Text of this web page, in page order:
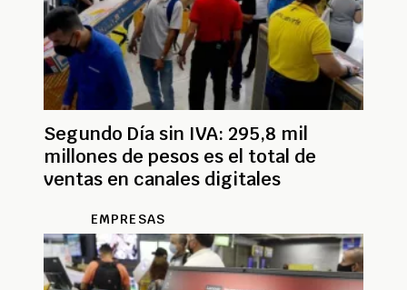
Segundo Día sin IVA: 295,8 mil
millones de pesos es el total de
ventas en canales digitales
EMPRESAS